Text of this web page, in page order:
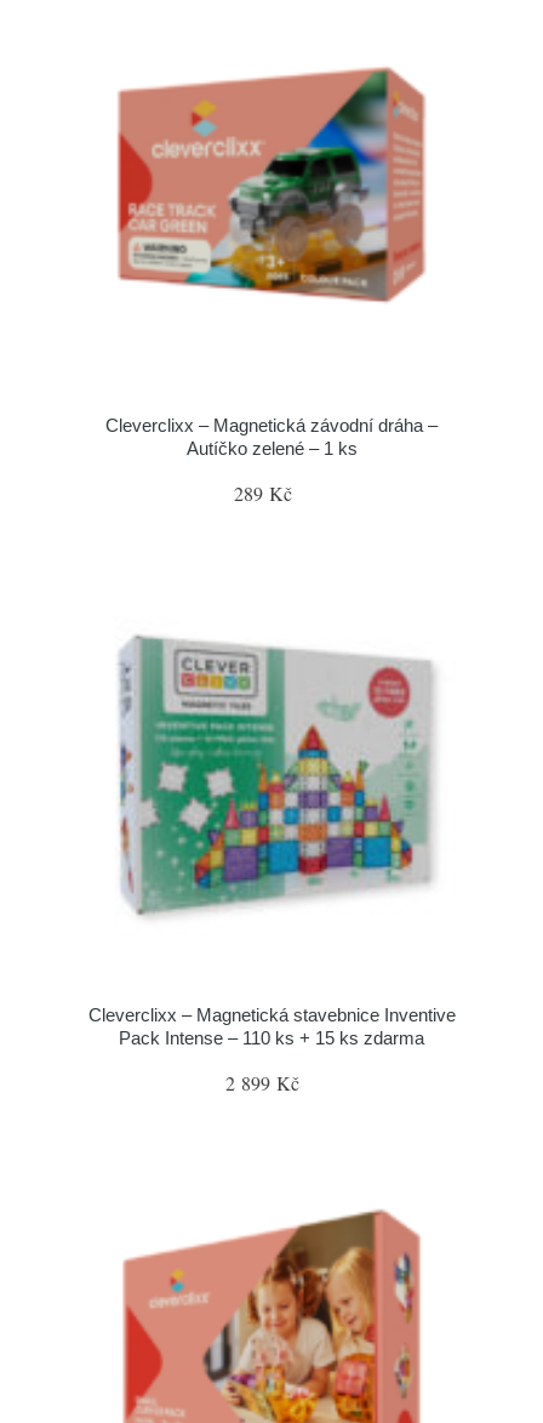
Cleverclixx – Magnetická závodní dráha –
Autíčko zelené – 1 ks
289 Kč
Cleverclixx – Magnetická stavebnice Inventive
Pack Intense – 110 ks + 15 ks zdarma
2 899 Kč